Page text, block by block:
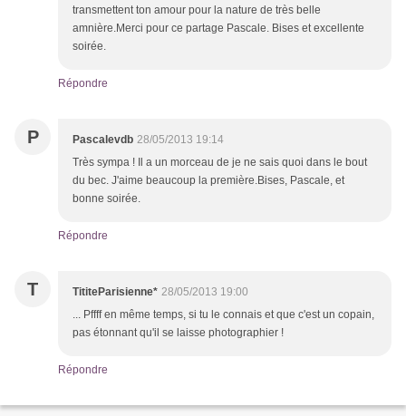
transmettent ton amour pour la nature de très belle
amnière.Merci pour ce partage Pascale. Bises et excellente
soirée.
Répondre
P Pascalevdb 28/05/2013 19:14
Très sympa ! Il a un morceau de je ne sais quoi dans le bout
du bec. J'aime beaucoup la première.Bises, Pascale, et
bonne soirée.
Répondre
T TititeParisienne* 28/05/2013 19:00
... Pffff en même temps, si tu le connais et que c'est un copain,
pas étonnant qu'il se laisse photographier !
Répondre